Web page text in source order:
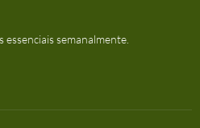
semanalmente.